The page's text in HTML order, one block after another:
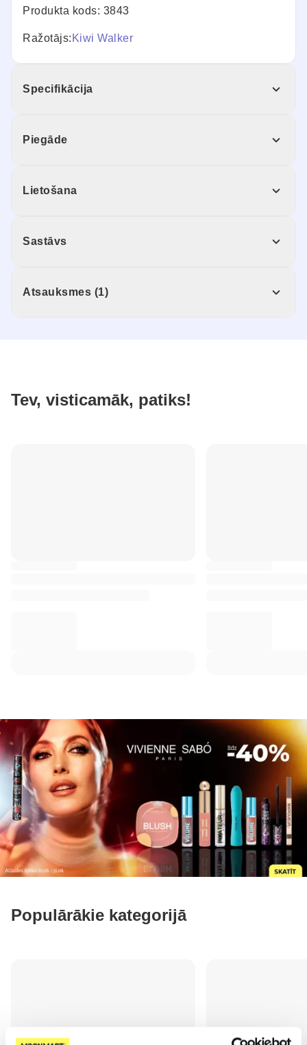
Produkta kods: 3843
Ražotājs: Kiwi Walker
Specifikācija
Piegāde
Lietošana
Sastāvs
Atsauksmes (1)
Tev, visticamāk, patiks!
Populārākie kategorijā